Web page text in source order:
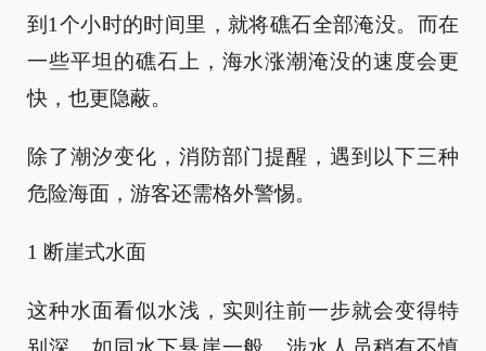
到1个小时的时间里，就将礁石全部淹没。而在
一些平坦的礁石上，海水涨潮淹没的速度会更
快，也更隐蔽。
除了潮汐变化，消防部门提醒，遇到以下三种
危险海面，游客还需格外警惕。
1 断崖式水面
这种水面看似水浅，实则往前一步就会变得特